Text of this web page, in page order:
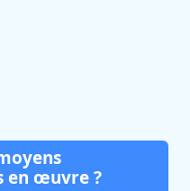
en œuvre ?